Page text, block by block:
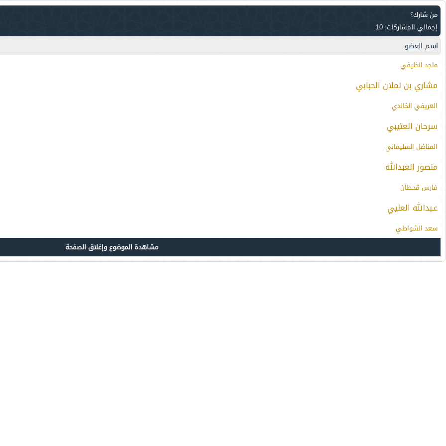
من شارك؟
إجمالي المشاركات: 10
اسم العضو
ماجد الخليفي
مشاري بن نملان الحبابي
العريفي الخالدي
سرحان العتيبي
المناضل السليماني
منصور العبدالله
فارس قحطان
عـبدالله العليي
سعد الشواطي
مشاهدة الموضوع وإغلاق الصفحة